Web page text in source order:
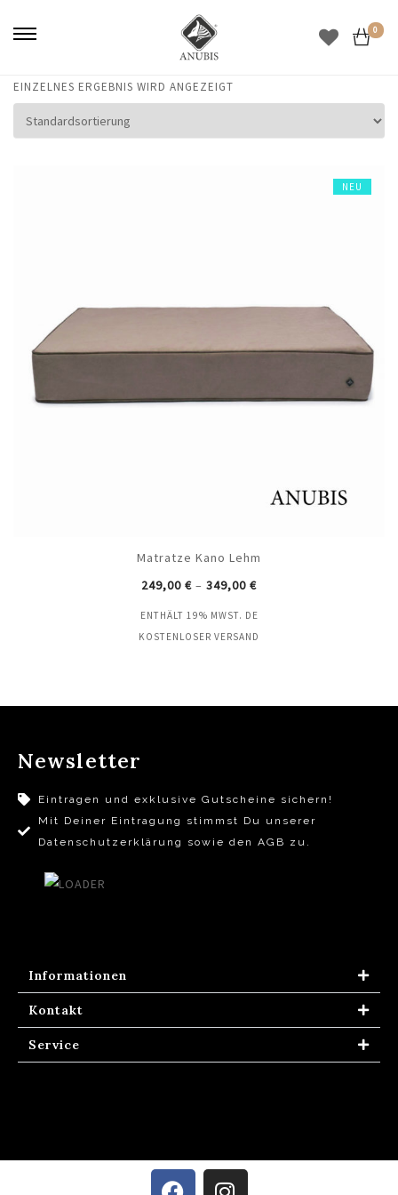
0
EINZELNES ERGEBNIS WIRD ANGEZEIGT
NEU
Matratze Kano Lehm
249,00 € – 349,00 €
ENTHÄLT 19% MWST. DE
KOSTENLOSER VERSAND
Newsletter
Eintragen und exklusive Gutscheine sichern!
Mit Deiner Eintragung stimmst Du unserer
Datenschutzerklärung sowie den AGB zu.
Informationen
Kontakt
Service